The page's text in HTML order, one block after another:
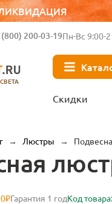
200-03-19Пн-Вс 9:00-
Скидки
→ Люстры →
Гарантия 1 годКод